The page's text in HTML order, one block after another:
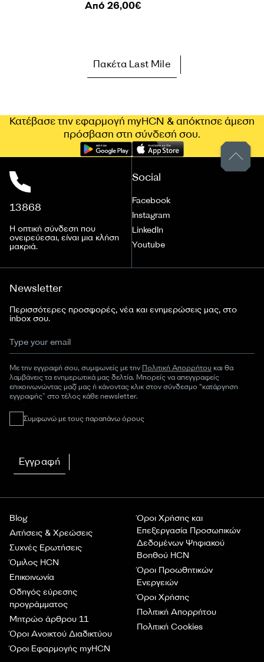
Από 26,00€
Πακέτα Last Mile
Κατέβασε την εφαρμογή myHCN & απόκτησε άμεση
πρόσβαση στη σύνδεσή σου.
13868
Η οπτική σύνδεση που
ονειρεύεσαι, είναι μια κλήση
μακριά.
Blog
Αιτήσεις & Χρεώσεις
Συχνές Ερωτήσεις
Όμιλος HCN
Επικοινωνία
Οδηγός εύρεσης
προγράμματος
Μητρώο άρθρου 11
Όροι Ανοικτού Διαδικτύου
Όροι Εφαρμογής myHCN
Όροι Χρήσης και
Επεξεργασία Προσωπικών
Δεδομένων Ψηφιακού
Βοηθού HCN
Όροι Προωθητικών
Ενεργειών
Όροι Χρήσης
Πολιτική Απορρήτου
Πολιτική Cookies
Social
Facebook
Instagram
LinkedIn
Youtube
Newsletter
Περισσότερες προσφορές, νέα και ενημερώσεις μας, στο
inbox σου.
Με την εγγραφή σου, συμφωνείς με την Πολιτική Απορρήτου και θα
λαμβάνεις τα ενημερωτικά μας δελτία. Μπορείς να απεγγραφείς
επικοινωνώντας μαζί μας ή κάνοντας κλικ στον σύνδεσμο “κατάργηση
εγγραφής” στο τέλος κάθε newsletter.
Συμφωνώ με τους παραπάνω όρους
Εγγραφή